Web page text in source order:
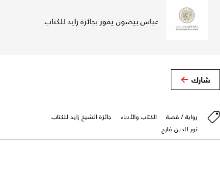
عباس بيضون يفوز بجائزة زايد للكتاب
شارك
رواية / قصة الكتاب والأدباء
جائزة الشيخ زايد للكتاب
نور الدين فارح